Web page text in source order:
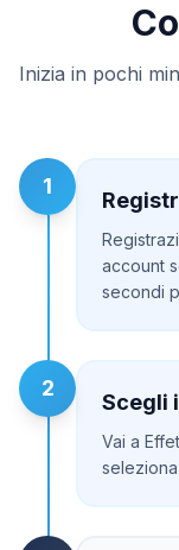
Inizia in pochi
1
account
secondi
2
Scegli
Vai a